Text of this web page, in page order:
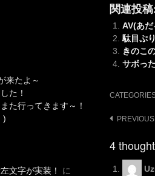
関連投
AV(あだ
駄目ぷ
きのこ
サボっ
Post
4
来たよ～
た！
た行ってきます～！
)
文字が実装！
に